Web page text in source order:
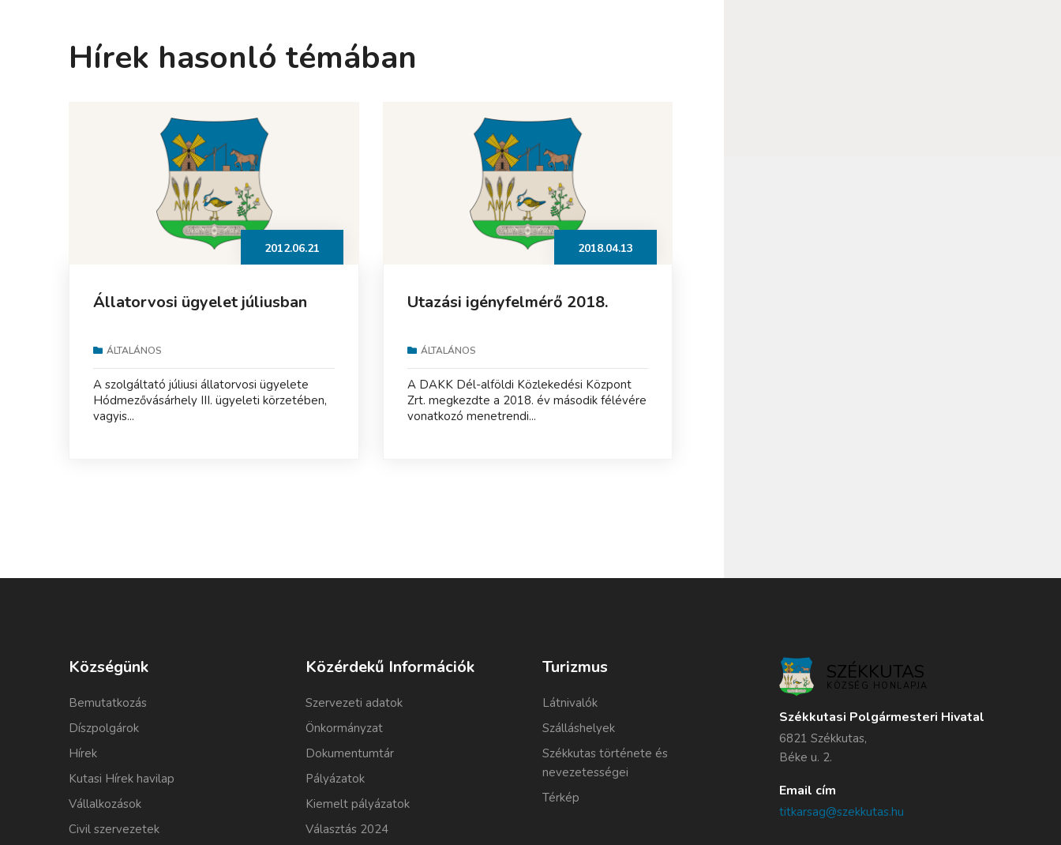
Hírek hasonló témában
2012.06.21
Állatorvosi ügyelet júliusban
ÁLTALÁNOS
A szolgáltató júliusi állatorvosi ügyelete
Hódmezővásárhely III. ügyeleti körzetében,
vagyis...
2018.04.13
Utazási igényfelmérő 2018.
ÁLTALÁNOS
A DAKK Dél-alföldi Közlekedési Központ
Zrt. megkezdte a 2018. év második félévére
vonatkozó menetrendi...
Községünk
Bemutatkozás
Díszpolgárok
Hírek
Kutasi Hírek havilap
Vállalkozások
Civil szervezetek
Közérdekű Információk
Szervezeti adatok
Önkormányzat
Dokumentumtár
Pályázatok
Kiemelt pályázatok
Választás 2024
Turizmus
Látnivalók
Szálláshelyek
Székkutas története és
nevezetességei
Térkép
SZÉKKUTAS
KÖZSÉG HONLAPJA
Székkutasi Polgármesteri Hivatal
6821 Székkutas,
Béke u. 2.
Email cím
titkarsag@szekkutas.hu